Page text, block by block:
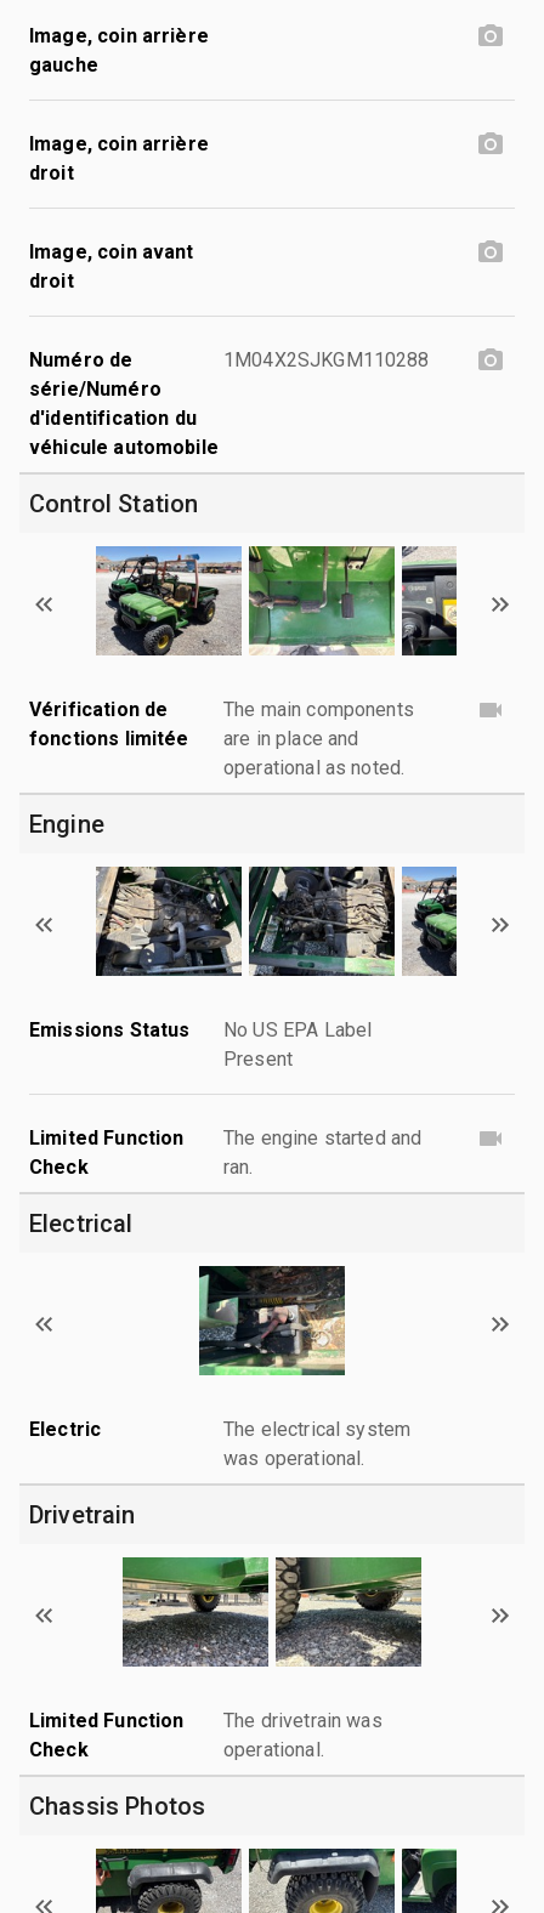
Image, coin arrière
gauche
Image, coin arrière
droit
Image, coin avant
droit
Numéro de
série/Numéro
d'identification du
véhicule automobile
1M04X2SJKGM110288
Control Station
Vérification de
fonctions limitée
The main components
are in place and
operational as noted.
Engine
Emissions Status
No US EPA Label
Present
Limited Function
Check
The engine started and
ran.
Electrical
Electric
The electrical system
was operational.
Drivetrain
Limited Function
Check
The drivetrain was
operational.
Chassis Photos